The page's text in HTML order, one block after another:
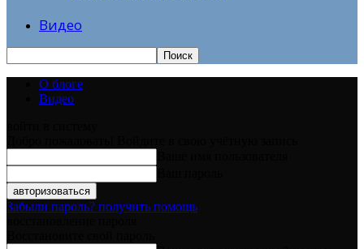
Видео
О блоге
Видео
Забыли пароль? получить помощь